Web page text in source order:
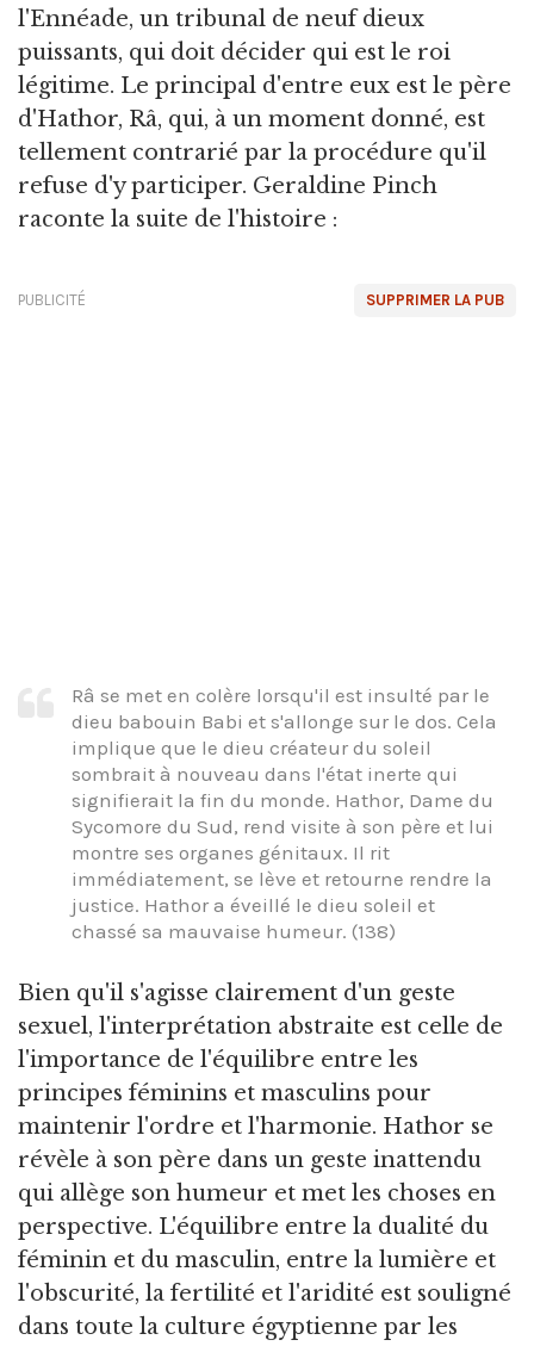
l'Ennéade, un tribunal de neuf dieux
puissants, qui doit décider qui est le roi
légitime. Le principal d'entre eux est le père
d'Hathor, Râ, qui, à un moment donné, est
tellement contrarié par la procédure qu'il
refuse d'y participer. Geraldine Pinch
raconte la suite de l'histoire :
SUPPRIMER LA PUB
PUBLICITÉ
Râ se met en colère lorsqu'il est insulté par le
dieu babouin Babi et s'allonge sur le dos. Cela
implique que le dieu créateur du soleil
sombrait à nouveau dans l'état inerte qui
signifierait la fin du monde. Hathor, Dame du
Sycomore du Sud, rend visite à son père et lui
montre ses organes génitaux. Il rit
immédiatement, se lève et retourne rendre la
justice. Hathor a éveillé le dieu soleil et
chassé sa mauvaise humeur. (138)
Bien qu'il s'agisse clairement d'un geste
sexuel, l'interprétation abstraite est celle de
l'importance de l'équilibre entre les
principes féminins et masculins pour
maintenir l'ordre et l'harmonie. Hathor se
révèle à son père dans un geste inattendu
qui allège son humeur et met les choses en
perspective. L'équilibre entre la dualité du
féminin et du masculin, entre la lumière et
l'obscurité, la fertilité et l'aridité est souligné
dans toute la culture égyptienne par les